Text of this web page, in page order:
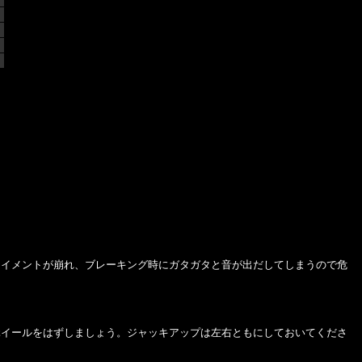
メントが崩れ、ブレーキング時にガタガタと音が出だしてしまうので危
ールをはずしましょう。ジャッキアップは左右ともにしておいてくださ